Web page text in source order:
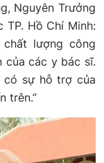
Nguyên Trưởng
Hồ Chí Minh:
lượng công
của các y bác sĩ.
có sự hỗ trợ của
trên.”